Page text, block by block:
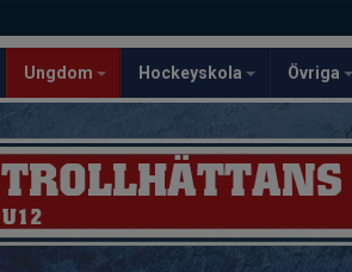
Ungdom Hockeyskola Övriga
TROLLHÄTTANS
U12